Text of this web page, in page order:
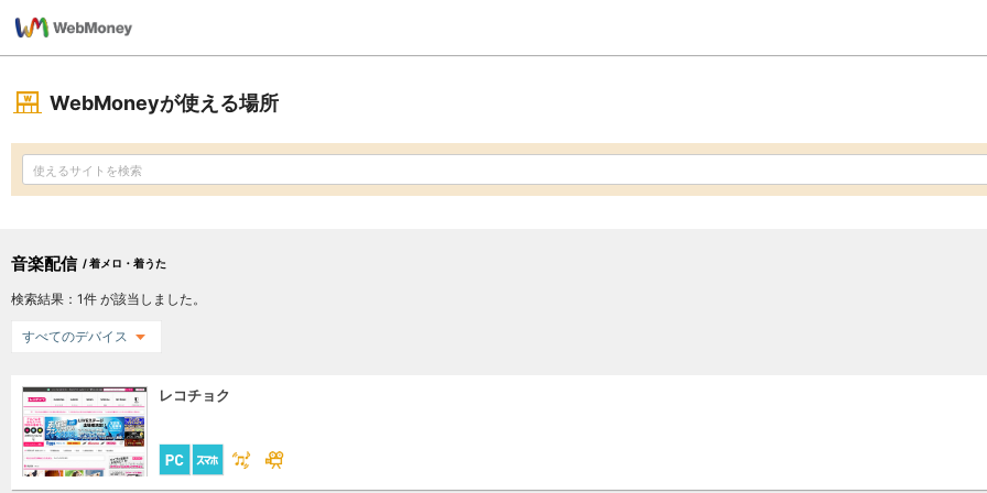
WebMoneyが使える場所
音楽配信 / 着メロ・着うた
検索結果： 1件 が該当しました。
すべてのデバイス
レコチョク